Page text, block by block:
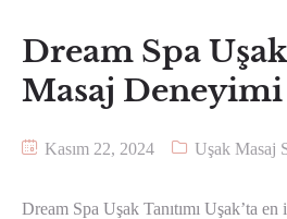
Dream Spa
Masaj Deneyimi
Kasım 22, 2024 Uşak Masaj
Dream Spa Uşak Tanıtımı Uşak’ta